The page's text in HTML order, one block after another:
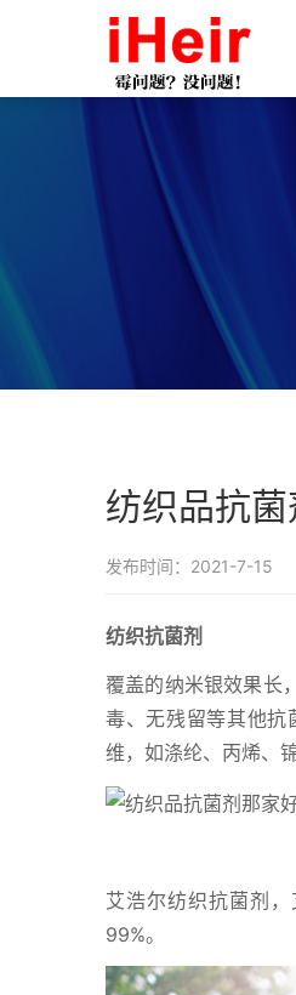
纺织品抗
发布时间：2021-7-15
纺织抗菌剂
覆盖的纳米银效果长
毒、无残留等其他抗
维，如涤纶、丙烯、
艾浩尔纺织抗菌剂
99%。